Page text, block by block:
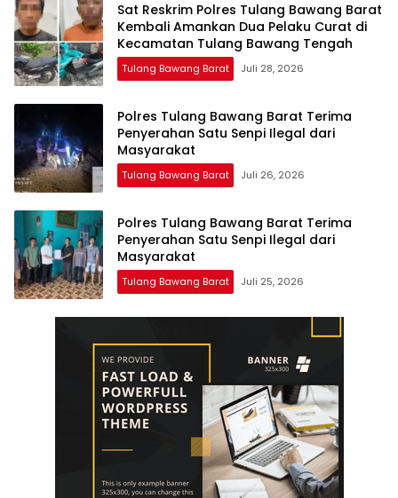
Sat Reskrim Polres Tulang Bawang Barat
Kembali Amankan Dua Pelaku Curat di
Kecamatan Tulang Bawang Tengah
Tulang Bawang Barat Juli 28, 2026
Polres Tulang Bawang Barat Terima
Penyerahan Satu Senpi Ilegal dari
Masyarakat
Tulang Bawang Barat Juli 26, 2026
Polres Tulang Bawang Barat Terima
Penyerahan Satu Senpi Ilegal dari
Masyarakat
Tulang Bawang Barat Juli 25, 2026